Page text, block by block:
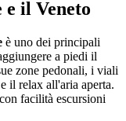
e il Veneto
è uno dei principali
a piedi il
zone pedonali, i viali
il relax all'aria aperta.
facilità escursioni